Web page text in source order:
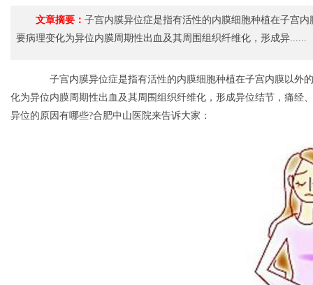
文章摘要： 子宫内膜异位症是指有活性的内膜细胞种植在子宫
要病理变化为异位内膜周期性出血及其周围组织纤维化，形成异......
子宫内膜异位症是指有活性的内膜细胞种植在子宫内膜以外
化为异位内膜周期性出血及其周围组织纤维化，形成异位结节，痛经
异位的原因有哪些?合肥中山医院来告诉大家：